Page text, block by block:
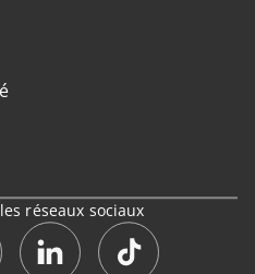
réseaux sociaux